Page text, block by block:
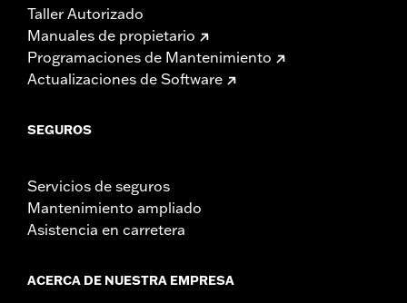
Taller Autorizado
Manuales de propietario
Programaciones de Mantenimiento
Actualizaciones de Software
SEGUROS
Servicios de seguros
Mantenimiento ampliado
Asistencia en carretera
ACERCA DE NUESTRA EMPRESA